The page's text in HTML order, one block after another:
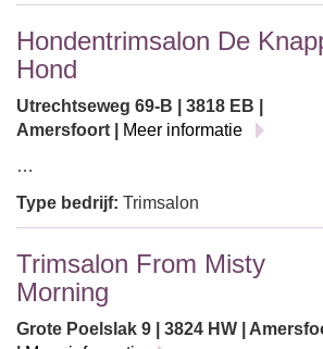
Hondentrimsalon De
Hond
Utrechtseweg 69-B | 3818 EB |
Amersfoort |
Meer informatie
…
Type bedrijf: Trimsalon
Trimsalon From Misty
Morning
Grote Poelslak 9 | 3824 HW |